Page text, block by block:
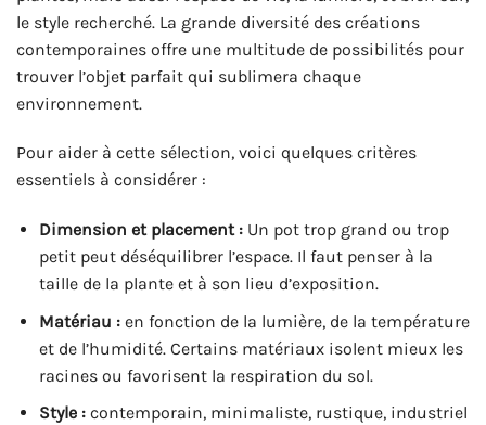
le style recherché. La grande diversité des créations
contemporaines offre une multitude de possibilités pour
trouver l’objet parfait qui sublimera chaque
environnement.
Pour aider à cette sélection, voici quelques critères
essentiels à considérer :
Dimension et placement :Un pot trop grand ou trop
petit peut déséquilibrer l’espace. Il faut penser à la
taille de la plante et à son lieu d’exposition.
Matériau :en fonction de la lumière, de la température
et de l’humidité. Certains matériaux isolent mieux les
racines ou favorisent la respiration du sol.
Style :contemporain, minimaliste, rustique, industriel